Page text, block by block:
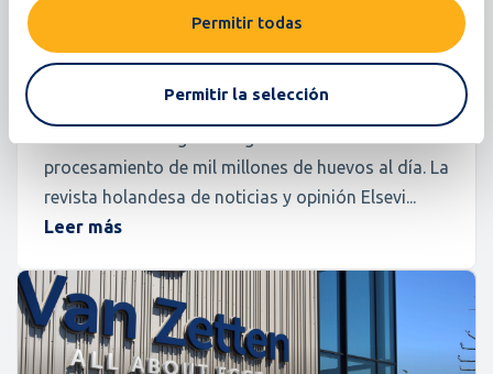
Permitir todas
Permitir la selección
Calificación, Empresarial
procesamiento de mil millones de huevos al día. La
revista holandesa de noticias y opinión Elsevi...
Leer más